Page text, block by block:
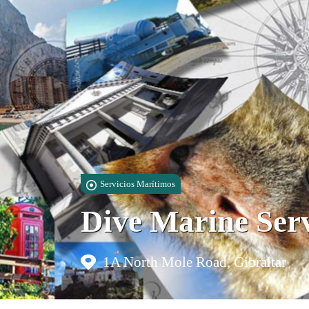
Servicios Marítimos
Dive Marine
1A North Mole Road, Gibraltar